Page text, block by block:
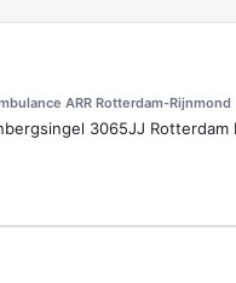
ARR Rotterdam-Rijnmond
3065JJ Rotterdam